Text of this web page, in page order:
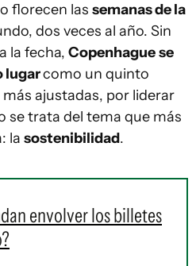
florecen las semanas de la
dos veces al año. Sin
la fecha, Copenhaguese
lugarcomo un quinto
ajustadas, por liderar
se trata del tema que más
la sostenibilidad.
envolver los billetes